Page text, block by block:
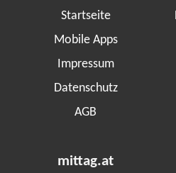
Startseite
Mobile Apps
Impressum
Datenschutz
AGB
mittag.at